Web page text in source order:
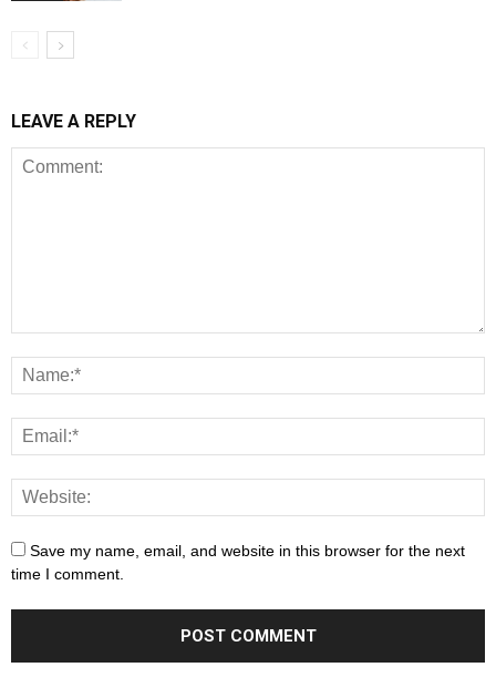
LEAVE A REPLY
Save my name, email, and website in this browser for the next
time I comment.